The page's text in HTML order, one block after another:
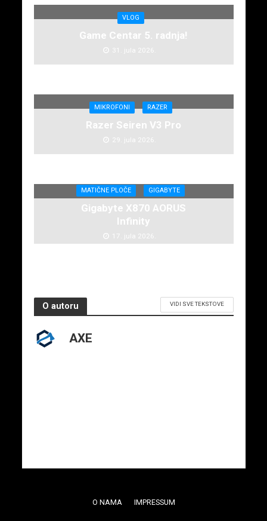
VLOG
Game Centar 5. radnja!
31. jula 2026.
MIKROFONI RAZER
Razer Seiren V3 Pro
29. jula 2026.
MATIČNE PLOČE GIGABYTE
Gigabyte X870 AORUS
Infinity
17. jula 2026.
O autoru VIDI SVE TEKSTOVE
AXE
O NAMA IMPRESSUM